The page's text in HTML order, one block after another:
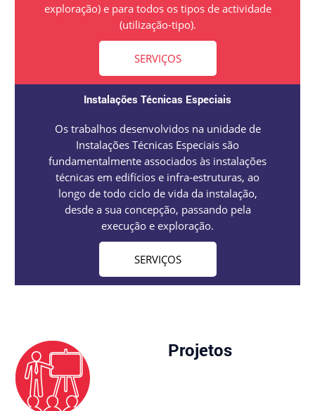
exploração) e para todos os tipos de actividade
(utilização-tipo).
SERVIÇOS
Instalações Técnicas Especiais
Os trabalhos desenvolvidos na unidade de
Instalações Técnicas Especiais são
fundamentalmente associados às instalações
técnicas em edifícios e infra-estruturas, ao
longo de todo ciclo de vida da instalação,
desde a sua concepção, passando pela
execução e exploração.
SERVIÇOS
Projetos